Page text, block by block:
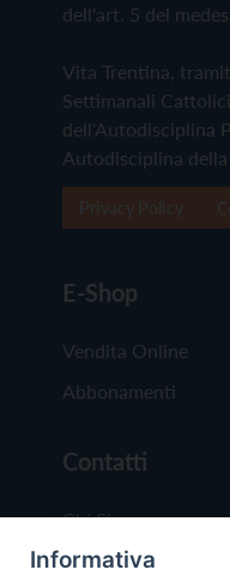
dell'art. 5 del
Vita Trentina,
Settimanali
dell'Autodisciplina
Autodisciplina
E-Shop
Vendita Online
Abbonamenti
Contatti
Chi Siamo
Redazione
Informativa